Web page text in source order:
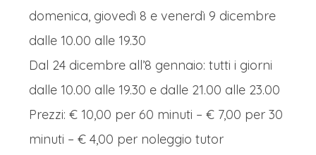
domenica, giovedì 8 e venerdì 9 dicembre
dalle 10.00 alle 19.30
Dal 24 dicembre all’8 gennaio: tutti i giorni
dalle 10.00 alle 19.30 e dalle 21.00 alle 23.00
Prezzi: € 10,00 per 60 minuti – € 7,00 per 30
minuti – € 4,00 per noleggio tutor